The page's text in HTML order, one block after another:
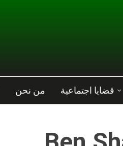
قضايا اجتماعية من نحن